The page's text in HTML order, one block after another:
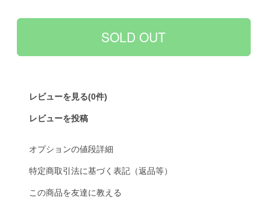
レビューを見る(0件)
レビューを投稿
オプションの値段詳細
特定商取引法に基づく表記（返品等）
この商品を友達に教える